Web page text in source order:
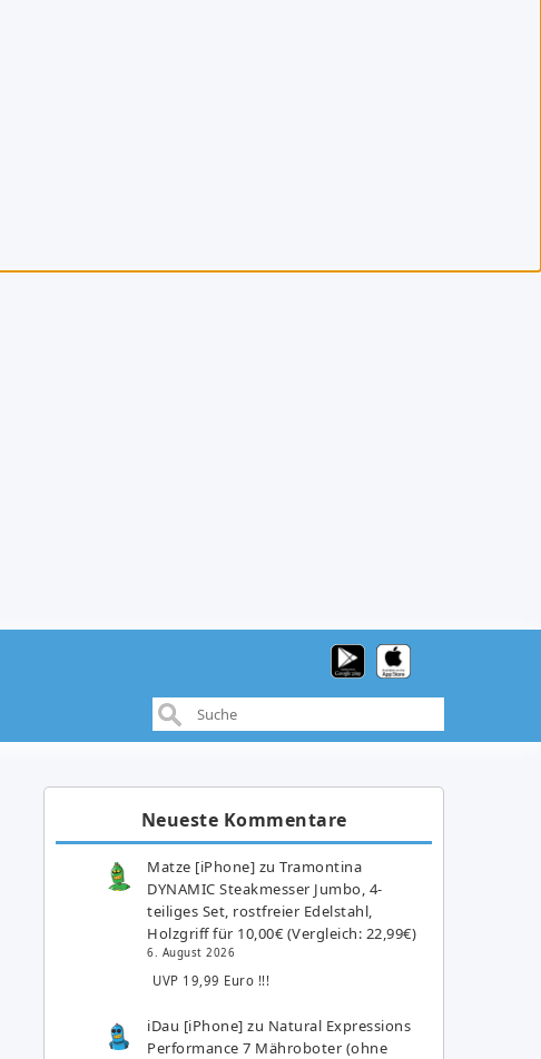
Neueste Kommentare
Matze [iPhone] zuTramontina
DYNAMIC Steakmesser Jumbo, 4-
teiliges Set, rostfreier Edelstahl,
Holzgriff für 10,00€ (Vergleich: 22,99€)
6. August 2026
UVP 19,99 Euro !!!
iDau [iPhone] zu Natural Expressions
Performance 7 Mähroboter (ohne